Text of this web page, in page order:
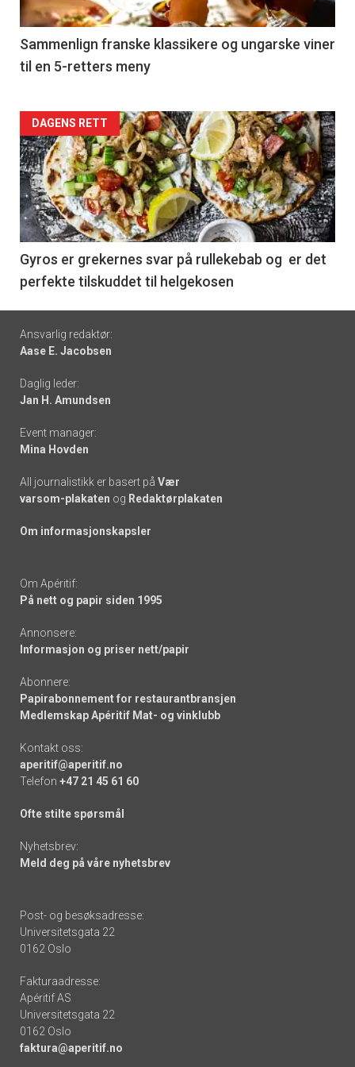
-
5
Sammenlign franske klassikere og ungarske viner
til en 5-retters meny
Forsiden
akkurat
nå
-
6
DAGENS RETT
Gyros er grekernes svar på rullekebab og er det
perfekte tilskuddet til helgekosen
Footer
-
links
Ansvarlig redaktør:
Aase E. Jacobsen
Daglig leder:
Jan H. Amundsen
Event manager:
Mina Hovden
All journalistikk er basert på Vær
varsom-plakaten og Redaktørplakaten
Om informasjonskapsler
Om Apéritif:
På nett og papir siden 1995
Annonsere:
Informasjon og priser nett/papir
Abonnere:
Papirabonnement for restaurantbransjen
Medlemskap Apéritif Mat- og vinklubb
Kontakt oss:
aperitif@aperitif.no
Telefon +47 21 45 61 60
Ofte stilte spørsmål
Nyhetsbrev:
Meld deg på våre nyhetsbrev
Post- og besøksadresse:
Universitetsgata 22
0162 Oslo
Fakturaadresse:
Apéritif AS
Universitetsgata 22
0162 Oslo
faktura@aperitif.no